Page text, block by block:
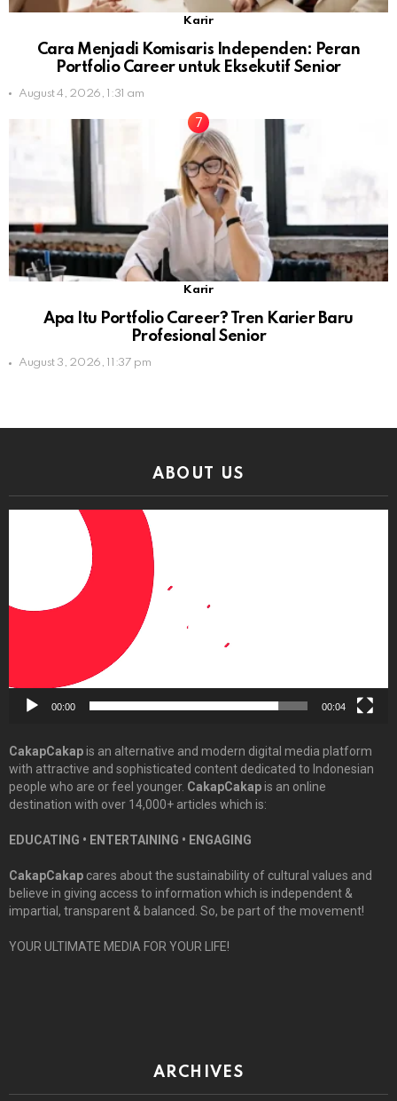
Karir
Cara Menjadi Komisaris Independen: Peran
Portfolio Career untuk Eksekutif Senior
August 4, 2026, 1:31 am
Karir
Apa Itu Portfolio Career? Tren Karier Baru
Profesional Senior
August 3, 2026, 11:37 pm
ABOUT US
00:00 00:04
CakapCakapis an alternative and modern digital media platform
with attractive and sophisticated content dedicated to Indonesian
people who are or feel younger. CakapCakapis an online
destination with over 14,000+ articles which is:
EDUCATING • ENTERTAINING • ENGAGING
CakapCakap cares about the sustainability of cultural values and
believe in giving access to information which is independent &
impartial, transparent & balanced. So, be part of the movement!
YOUR ULTIMATE MEDIA FOR YOUR LIFE!
ARCHIVES